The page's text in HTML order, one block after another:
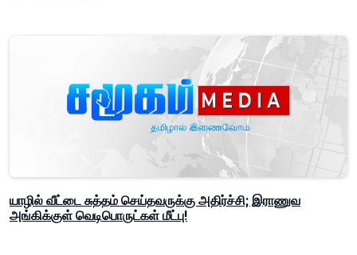
யாழில் வீட்டை சுத்தம் செய்தவருக்கு அதிர்ச்சி; இராணுவ
அங்கிக்குள் வெடிபொருட்கள் மீட்பு!